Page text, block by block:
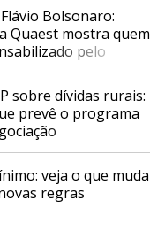
Bolsonaro:
Quaest mostra quem
pelo
EUA
sobre dívidas rurais:
prevê o programa
veja o que muda
regras